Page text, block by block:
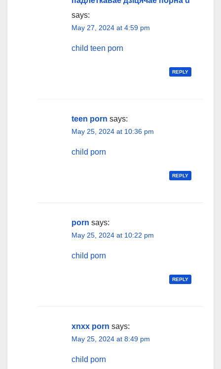
says:
May 27, 2024 at 4:59 pm
child teen porn
REPLY
teen porn says:
May 25, 2024 at 10:36 pm
child porn
REPLY
porn says:
May 25, 2024 at 10:22 pm
child porn
REPLY
xnxx porn says:
May 25, 2024 at 8:49 pm
child porn